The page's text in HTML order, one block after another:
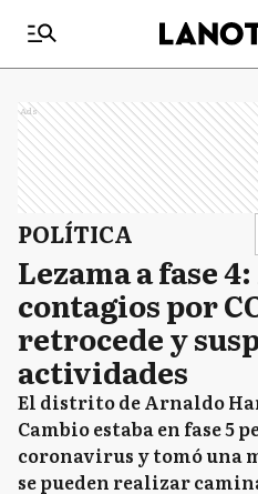
Ads
POLÍTICA
Lezama a fase
contagios por
retrocede y
actividades
El distrito de Arnaldo
Cambio estaba en fase 5
coronavirus y tomó una
se pueden realizar